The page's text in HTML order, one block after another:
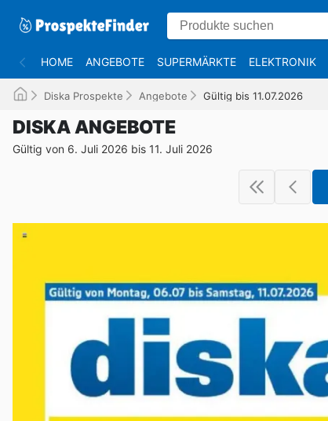
HOME ANGEBOTE SUPERMÄRKTE ELEKTRONIK
Diska Prospekte Angebote Gültig bis 11.07.2026
DISKA ANGEBOTE
Gültig von 6. Juli 2026 bis 11. Juli 2026